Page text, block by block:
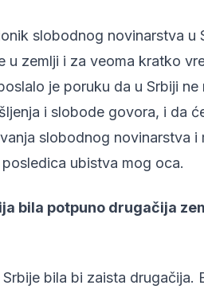
slobodnog novinarstva u
u zemlji i za veoma kratko
je poruku da u Srbiji
i slobode govora, i da
slobodnog novinarstva
ubistva mog oca.
bila potpuno drugačija
bila bi zaista